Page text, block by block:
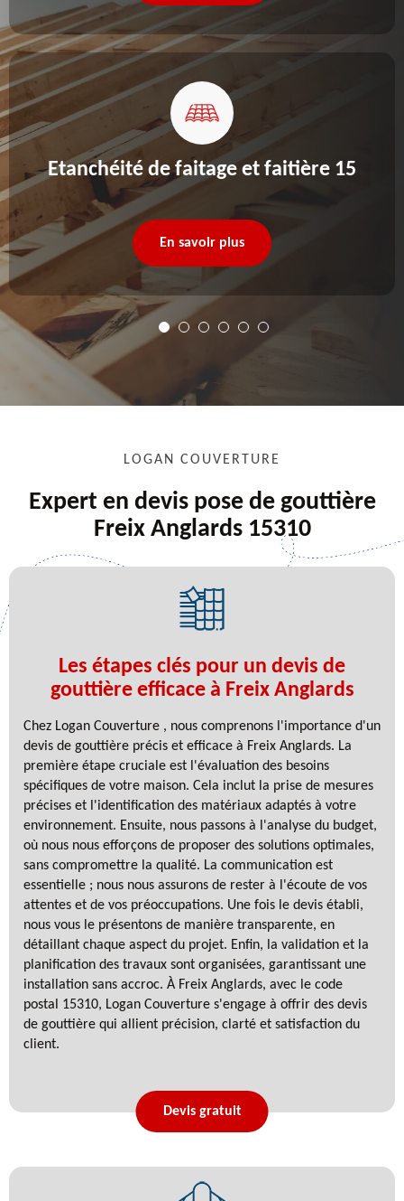
Etanchéité de faitage et faitière 15
En savoir plus
LOGAN COUVERTURE
Expert en devis pose de gouttière
Freix Anglards 15310
Les étapes clés pour un devis de
gouttière efficace à Freix Anglards
Chez Logan Couverture , nous comprenons l'importance d'un
devis de gouttière précis et efficace à Freix Anglards. La
première étape cruciale est l'évaluation des besoins
spécifiques de votre maison. Cela inclut la prise de mesures
précises et l'identification des matériaux adaptés à votre
environnement. Ensuite, nous passons à l'analyse du budget,
où nous nous efforçons de proposer des solutions optimales,
sans compromettre la qualité. La communication est
essentielle ; nous nous assurons de rester à l'écoute de vos
attentes et de vos préoccupations. Une fois le devis établi,
nous vous le présentons de manière transparente, en
détaillant chaque aspect du projet. Enfin, la validation et la
planification des travaux sont organisées, garantissant une
installation sans accroc. À Freix Anglards, avec le code
postal 15310, Logan Couverture s'engage à offrir des devis
de gouttière qui allient précision, clarté et satisfaction du
client.
Devis gratuit